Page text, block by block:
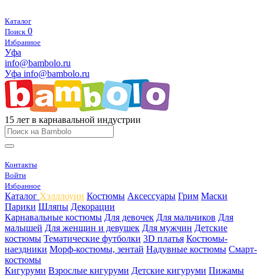
Каталог
Поиск 0
Избранное
Уфа
info@bambolo.ru
Уфа info@bambolo.ru
15 лет в карнавальной индустрии
Контакты
Войти
Избранное
Каталог Хэлллоуин Костюмы Аксессуары Грим Маски
Парики Шляпы Декорации
Карнавальные костюмы Для девочек Для мальчиков Для
малышей Для женщин и девушек Для мужчин Детские
костюмы Тематические футболки 3D платья Костюмы-
наездники Морф-костюмы, зентай Надувные костюмы Смарт-
костюмы
Кигуруми Взрослые кигуруми Детские кигуруми Пижамы